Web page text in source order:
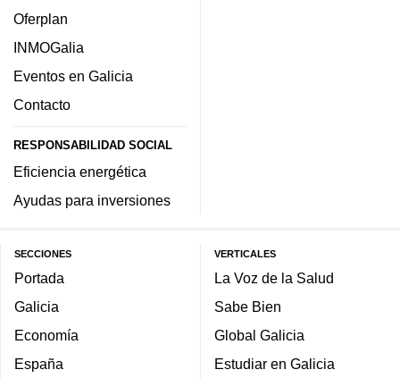
Oferplan
INMOGalia
Eventos en Galicia
Contacto
RESPONSABILIDAD SOCIAL
Eficiencia energética
Ayudas para inversiones
SECCIONES
Portada
Galicia
Economía
España
VERTICALES
La Voz de la Salud
Sabe Bien
Global Galicia
Estudiar en Galicia